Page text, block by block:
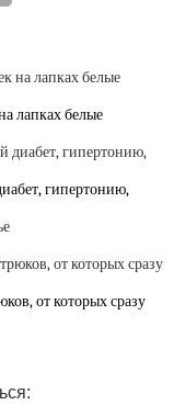
лапках белые
гипертонию,
от которых сразу